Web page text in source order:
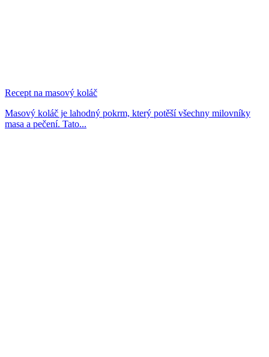
Recept na masový koláč
Masový koláč je lahodný pokrm, který potěší všechny milovníky
masa a pečení. Tato...